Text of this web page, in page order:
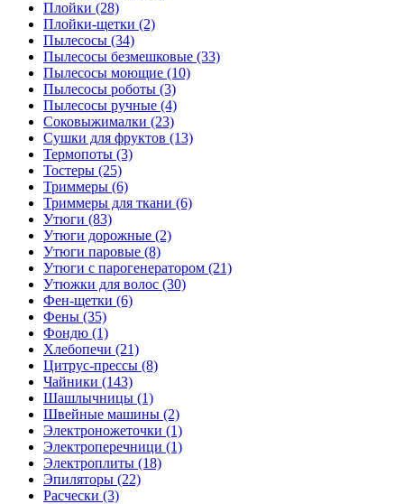
Плойки (28)
Плойки-щетки (2)
Пылесосы (34)
Пылесосы безмешковые (33)
Пылесосы моющие (10)
Пылесосы роботы (3)
Пылесосы ручные (4)
Соковыжималки (23)
Сушки для фруктов (13)
Термопоты (3)
Тостеры (25)
Триммеры (6)
Триммеры для ткани (6)
Утюги (83)
Утюги дорожные (2)
Утюги паровые (8)
Утюги с парогенератором (21)
Утюжки для волос (30)
Фен-щетки (6)
Фены (35)
Фондю (1)
Хлебопечи (21)
Цитрус-прессы (8)
Чайники (143)
Шашлычницы (1)
Швейные машины (2)
Электроножеточки (1)
Электроперечници (1)
Электроплиты (18)
Эпиляторы (22)
Расчески (3)